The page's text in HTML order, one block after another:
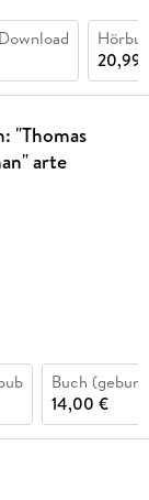
20,99
"Thomas
arte
Buch
14,00 €